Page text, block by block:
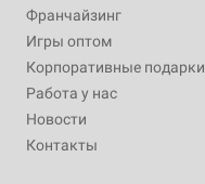
Франчайзинг
Игры оптом
Корпоративные подарки
Работа у нас
Новости
Контакты